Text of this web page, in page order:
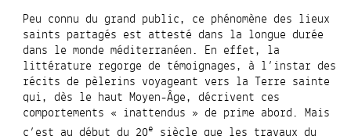
Peu connu du grand public, ce phénomène des lieux
saints partagés est attesté dans la longue durée
dans le monde méditerranéen. En effet, la
littérature regorge de témoignages, à l’instar des
récits de pèlerins voyageant vers la Terre sainte
qui, dès le haut Moyen-Âge, décrivent ces
comportements « inattendus » de prime abord. Mais
e